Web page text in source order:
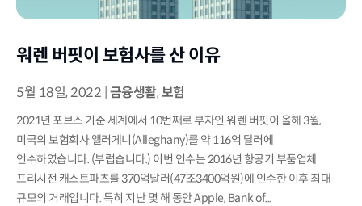
워렌 버핏이 보험사를 산 이유
5월 18일, 2022 |금융생활,보험
2021년 포브스 기준 세계에서 10번째로 부자인 워렌 버핏이 올해 3월,
미국의 보험회사 앨러게니(Alleghany)를 약 116억 달러에
인수하였습니다. (부럽습니다.) 이번 인수는 2016년 항공기 부품업체
프리시전 캐스트파츠를 370억달러(47조3400억원)에 인수한 이후 최대
규모의 거래입니다. 특히 지난 몇 해 동안 Apple, Bank of...